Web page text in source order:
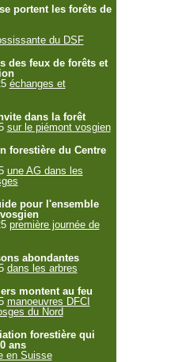
portent les forêts de
du DSF
des feux de forêts et
échanges et
dans la forêt
sur le piémont vosgien
forestière du Centre
une AG dans les
pour l'ensemble
première journée de
abondantes
dans les arbres
montent au feu
manoeuvres DFCI
du Nord
forestière qui
ans
en Suisse